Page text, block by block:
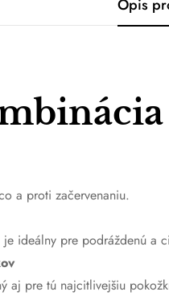
Opis
a proti začervenaniu.
ideálny pre podráždenú a
aj pre tú najcitlivejšiu